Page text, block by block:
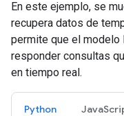
En este ejemplo, se
recupera datos de
permite que el modelo
responder consultas
en tiempo real.
Python